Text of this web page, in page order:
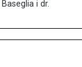
i dr.